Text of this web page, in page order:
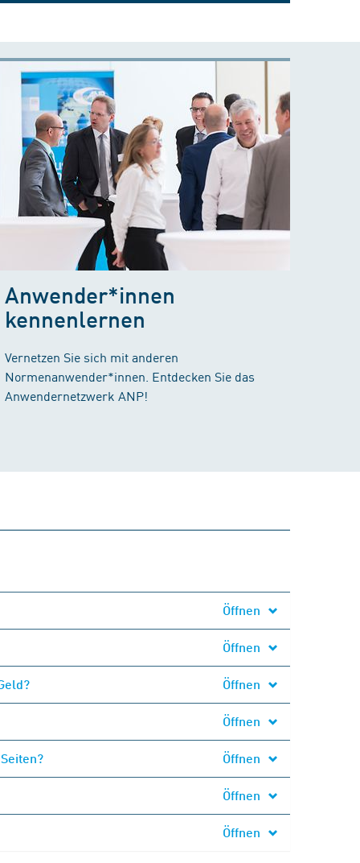
Anwender*innen
kennenlernen
Vernetzen Sie sich mit anderen
Normenanwender*innen. Entdecken Sie das
Anwendernetzwerk ANP!
Öffnen
Öffnen
Öffnen
Öffnen
Öffnen
Öffnen
Öffnen